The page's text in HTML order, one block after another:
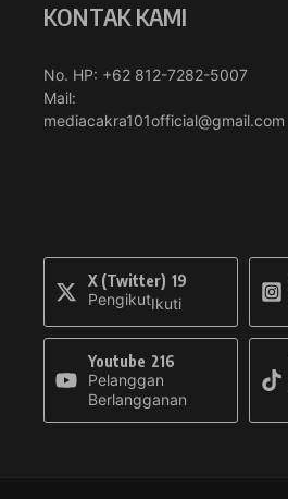
KONTAK KAMI
No. HP: +62 812-7282-5007
Mail:
mediacakra101official@gmail.com
X (Twitter) 19
PengikutIkuti
Youtube 216
Pelanggan
Berlangganan